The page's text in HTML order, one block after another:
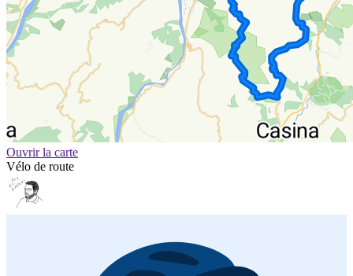
Ouvrir la carte
Vélo de route